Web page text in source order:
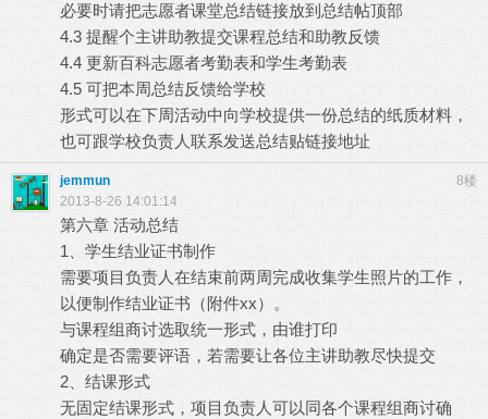
必要时请把志愿者课堂总结链接放到总结帖顶部
4.3 提醒个主讲助教提交课程总结和助教反馈
4.4 更新百科志愿者考勤表和学生考勤表
4.5 可把本周总结反馈给学校
形式可以在下周活动中向学校提供一份总结的纸质材料，
也可跟学校负责人联系发送总结贴链接地址
8楼
jemmun
2013-8-26 14:01:14
第六章 活动总结
1、学生结业证书制作
需要项目负责人在结束前两周完成收集学生照片的工作，
以便制作结业证书（附件xx）。
与课程组商讨选取统一形式，由谁打印
确定是否需要评语，若需要让各位主讲助教尽快提交
2、结课形式
无固定结课形式，项目负责人可以同各个课程组商讨确